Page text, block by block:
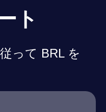
ト
って BRL を